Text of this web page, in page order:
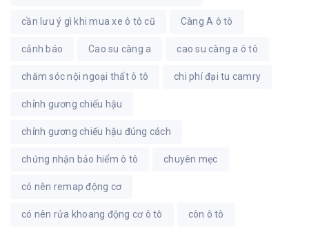
cần lưu ý gì khi mua xe ô tô cũ Càng A ô tô
cảnh báo Cao su càng a cao su càng a ô tô
chăm sóc nội ngoại thất ô tô chi phí đại tu camry
chỉnh gương chiếu hậu
chỉnh gương chiếu hậu đúng cách
chứng nhận bảo hiểm ô tô chuyên mẹc
có nên remap động cơ
có nên rửa khoang động cơ ô tô côn ô tô